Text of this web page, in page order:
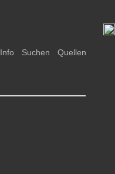
Info Suchen Quellen